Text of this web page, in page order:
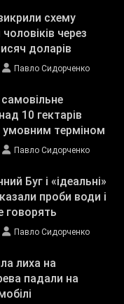
схему
через
доларів
Павло Сидорченко
10 гектарів
умовним терміном
Павло Сидорченко
Буг і «ідеальні»
проби води і
говорять
Павло Сидорченко
лиха на
падали на